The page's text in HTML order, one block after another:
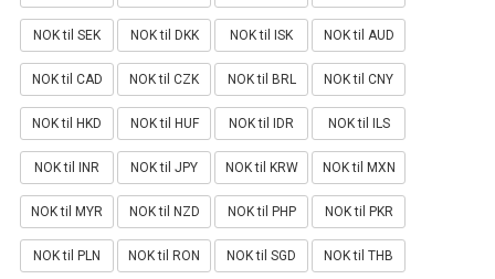
NOK til SEK NOK til DKK NOK til ISK NOK til AUD
NOK til CAD NOK til CZK NOK til BRL NOK til CNY
NOK til HKD NOK til HUF NOK til IDR NOK til ILS
NOK til INR NOK til JPY NOK til KRW NOK til MXN
NOK til MYR NOK til NZD NOK til PHP NOK til PKR
NOK til PLN NOK til RON NOK til SGD NOK til THB